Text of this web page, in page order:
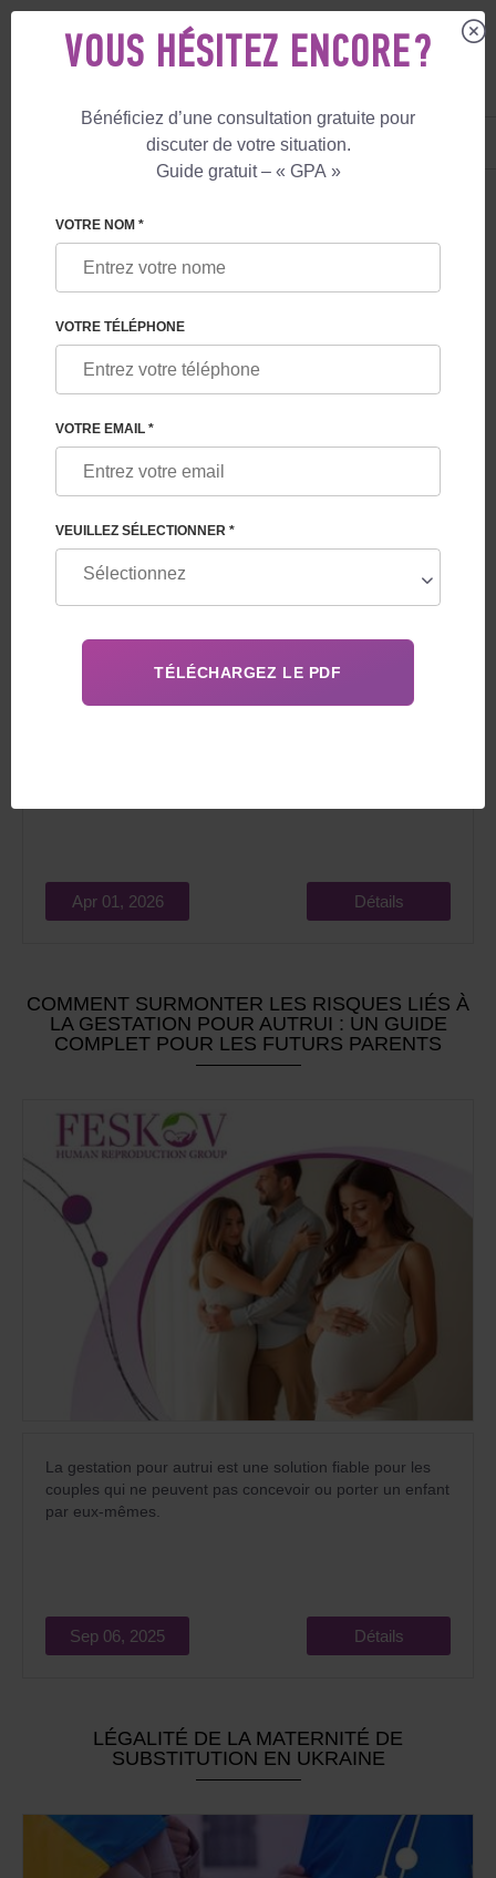
+33 805 081 801
LE BLOG
EXIGENCES EN MATIÈRE DE GESTATION
Apr 01, 2026 Détails
COMMENT SURMONTER LES RISQUES LIÉS À
LA GESTATION POUR AUTRUI : UN GUIDE
COMPLET POUR LES FUTURS PARENTS
La gestation pour autrui est une solution fiable pour les
couples qui ne peuvent pas concevoir ou porter un enfant
par eux-mêmes.
Sep 06, 2025 Détails
LÉGALITÉ DE LA MATERNITÉ DE
SUBSTITUTION EN UKRAINE
VOUS HÉSITEZ ENCORE ?
Bénéficiez d’une consultation gratuite pour
discuter de votre situation.
Guide gratuit – « GPA »
VOTRE NOM *
VOTRE TÉLÉPHONE
VOTRE EMAIL *
VEUILLEZ SÉLECTIONNER *